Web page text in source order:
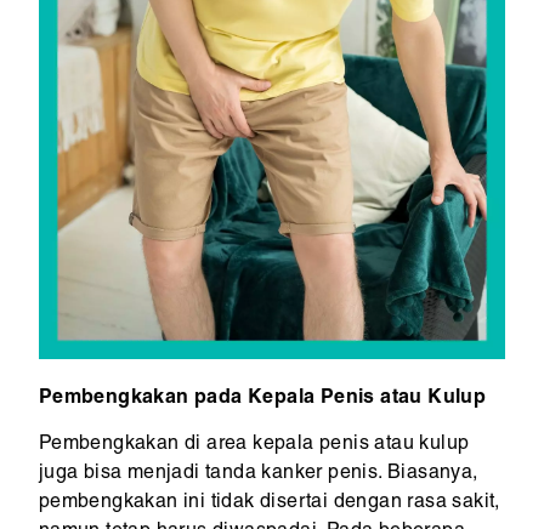
Pembengkakan pada Kepala Penis atau Kulup
Pembengkakan di area kepala penis atau kulup
juga bisa menjadi tanda kanker penis. Biasanya,
pembengkakan ini tidak disertai dengan rasa sakit,